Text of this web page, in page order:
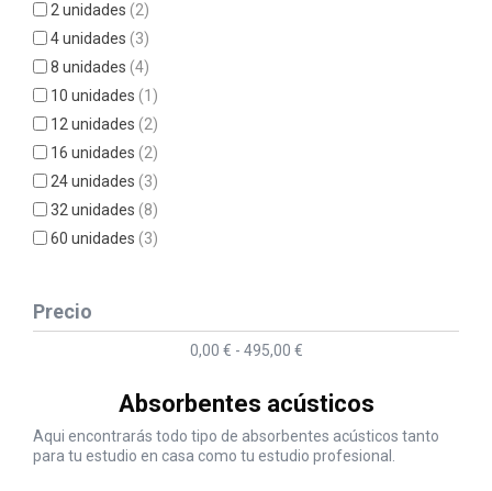
2 unidades(2)
4 unidades(3)
8 unidades(4)
10 unidades(1)
12 unidades(2)
16 unidades(2)
24 unidades(3)
32 unidades(8)
60 unidades(3)
Precio
0,00 € - 495,00 €
Absorbentes acústicos
Aqui encontrarás todo tipo de absorbentes acústicos tanto
para tu estudio en casa como tu estudio profesional.